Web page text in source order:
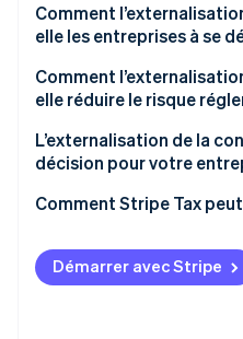
Comment
elle les entreprises à se
Comment
elle réduire le risque
Surveillance
Précision du contrôle et
Préparation à l’audit :
Devoir de vigilance
L’externalisation de la
décision pour votre
Comment Stripe Tax
Démarrer avec Stripe